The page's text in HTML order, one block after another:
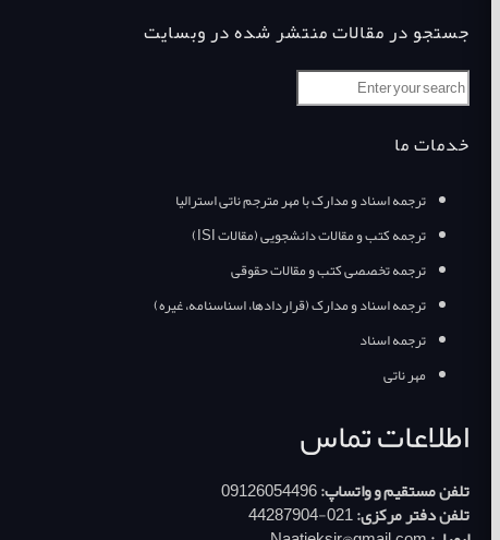
جستجو در مقالات منتشر شده در وبسایت
خدمات ما
ترجمه اسناد و مدارک با مهر مترجم ناتی استرالیا
ترجمه کتب و مقالات دانشجویی (مقالات ISI)
ترجمه تخصصی کتب و مقالات حقوقی
ترجمه اسناد و مدارک (قراردادها، اسناسنامه، غیره)
ترجمه اسناد
مهر ناتی
اطلاعات تماس
تلفن مستقیم و واتساپ:09126054496
تلفن دفتر مرکزی: